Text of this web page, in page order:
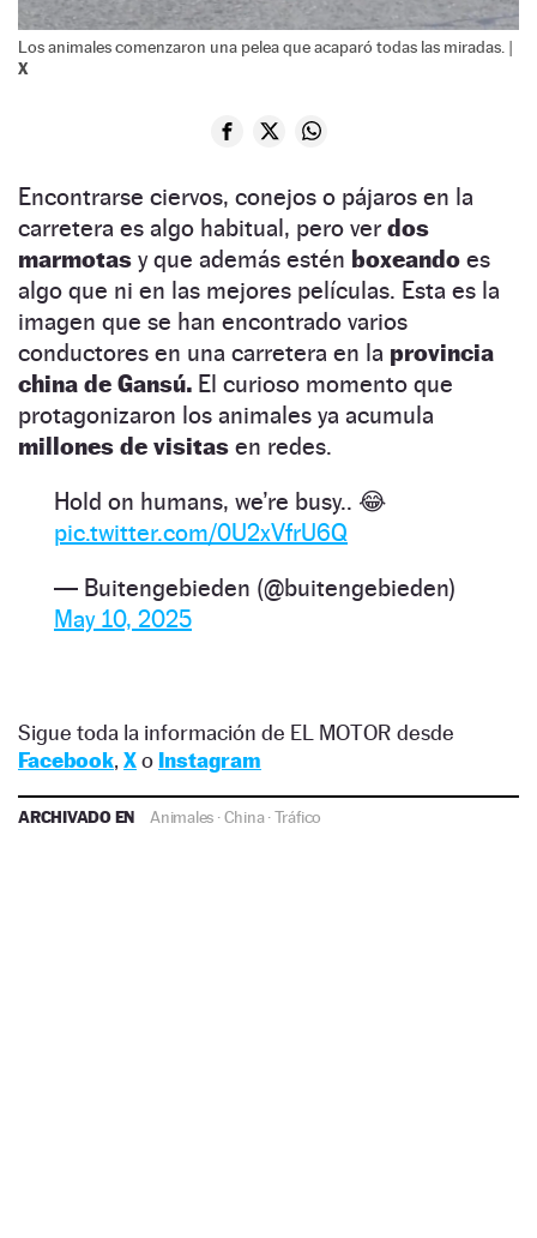
Los animales comenzaron una pelea que acaparó todas las miradas. |
X
Encontrarse ciervos, conejos o pájaros en la
carretera es algo habitual, pero ver dos
marmotas y que además estén boxeando es
algo que ni en las mejores películas. Esta es la
imagen que se han encontrado varios
conductores en una carretera en la provincia
china de Gansú. El curioso momento que
protagonizaron los animales ya acumula
millones de visitas en redes.
Hold on humans, we’re busy.. 😂
pic.twitter.com/0U2xVfrU6Q
— Buitengebieden (@buitengebieden)
May 10, 2025
Sigue toda la información de EL MOTOR desde
Facebook, Xo Instagram
ARCHIVADO EN Animales ·China·Tráfico